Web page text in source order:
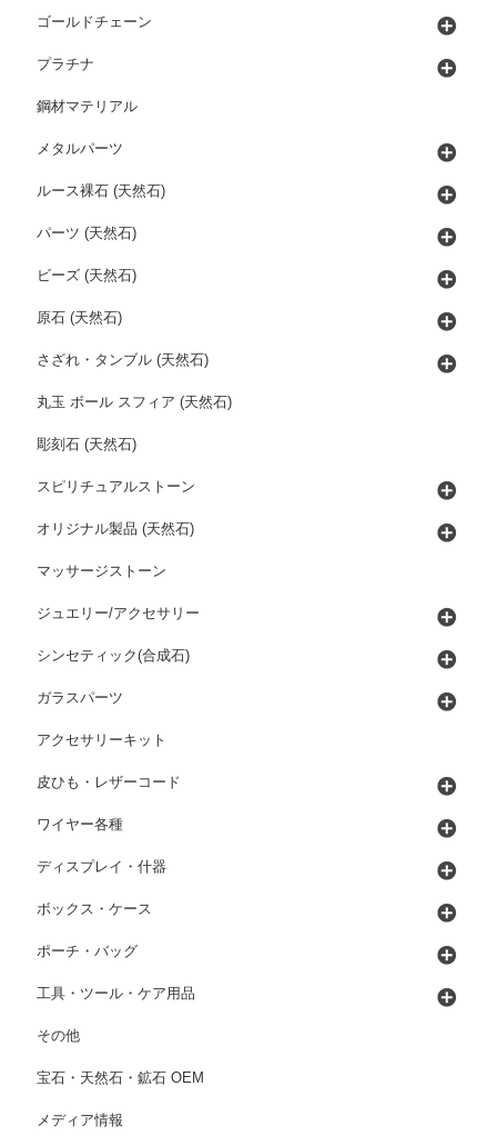
ゴールドチェーン
プラチナ
鋼材マテリアル
メタルパーツ
ルース裸石 (天然石)
パーツ (天然石)
ビーズ (天然石)
原石 (天然石)
さざれ・タンブル (天然石)
丸玉 ボール スフィア (天然石)
彫刻石 (天然石)
スピリチュアルストーン
オリジナル製品 (天然石)
マッサージストーン
ジュエリー/アクセサリー
シンセティック(合成石)
ガラスパーツ
アクセサリーキット
皮ひも・レザーコード
ワイヤー各種
ディスプレイ・什器
ボックス・ケース
ポーチ・バッグ
工具・ツール・ケア用品
その他
宝石・天然石・鉱石 OEM
メディア情報